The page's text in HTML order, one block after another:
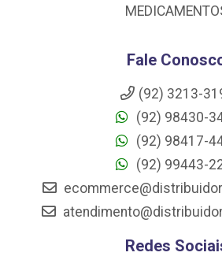
Fale
(92) 3213-
(92) 98430-
(92) 98417-
(92) 99443-
Redes